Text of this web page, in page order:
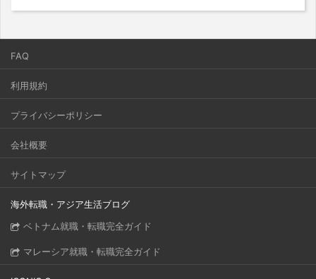
FAQ
利用規約
プライバシーポリシー
会社概要
サイトマップ
海外転職・アジア生活ブログ
ベトナム就職・転職完全ガイド
マレーシア就職・転職完全ガイド